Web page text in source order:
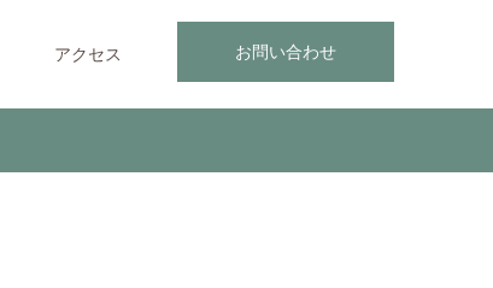
お問い合わせ
アクセス